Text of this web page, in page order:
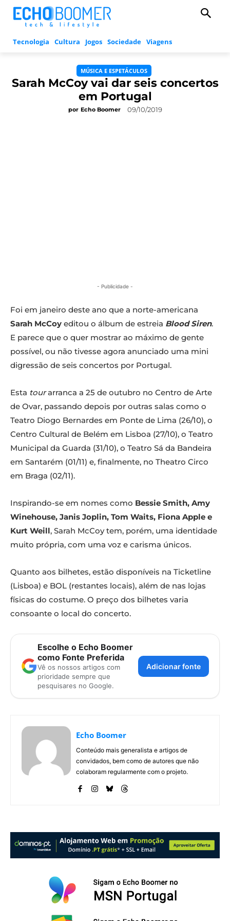
Tecnologia Cultura Jogos Sociedade Viagens
MÚSICA E ESPETÁCULOS
Sarah McCoy vai dar seis concertos
em Portugal
por Echo Boomer 09/10/2019
- Publicidade -
Foi em janeiro deste ano que a norte-americana
Sarah McCoy editou o álbum de estreia Blood Siren.
E parece que o quer mostrar ao máximo de gente
possível, ou não tivesse agora anunciado uma mini
digressão de seis concertos por Portugal.
Esta tourarranca a 25 de outubro no Centro de Arte
de Ovar, passando depois por outras salas como o
Teatro Diogo Bernardes em Ponte de Lima (26/10), o
Centro Cultural de Belém em Lisboa (27/10), o Teatro
Municipal da Guarda (31/10), o Teatro Sá da Bandeira
em Santarém (01/11) e, finalmente, no Theatro Circo
em Braga (02/11).
Inspirando-se em nomes como Bessie Smith, Amy
Winehouse, Janis Joplin, Tom Waits, Fiona Apple e
Kurt Weill, Sarah McCoy tem, porém, uma identidade
muito própria, com uma voz e carisma únicos.
Quanto aos bilhetes, estão disponíveis na Ticketline
(Lisboa) e BOL (restantes locais), além de nas lojas
físicas do costume. O preço dos bilhetes varia
consoante o local do concerto.
Escolhe o Echo Boomer
como Fonte Preferida
Vê os nossos artigos com
prioridade sempre que
pesquisares no Google.
Adicionar fonte
Echo Boomer
Conteúdo mais generalista e artigos de
convidados, bem como de autores que não
colaboram regularmente com o projeto.